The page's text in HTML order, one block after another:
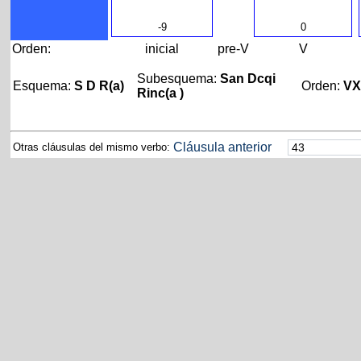
-9 0
Orden: inicial pre-V V
Esquema: S D R(a)
Subesquema:San Dcqi
Rinc(a )
Orden:
Otras cláusulas del mismo verbo: Cláusula anterior